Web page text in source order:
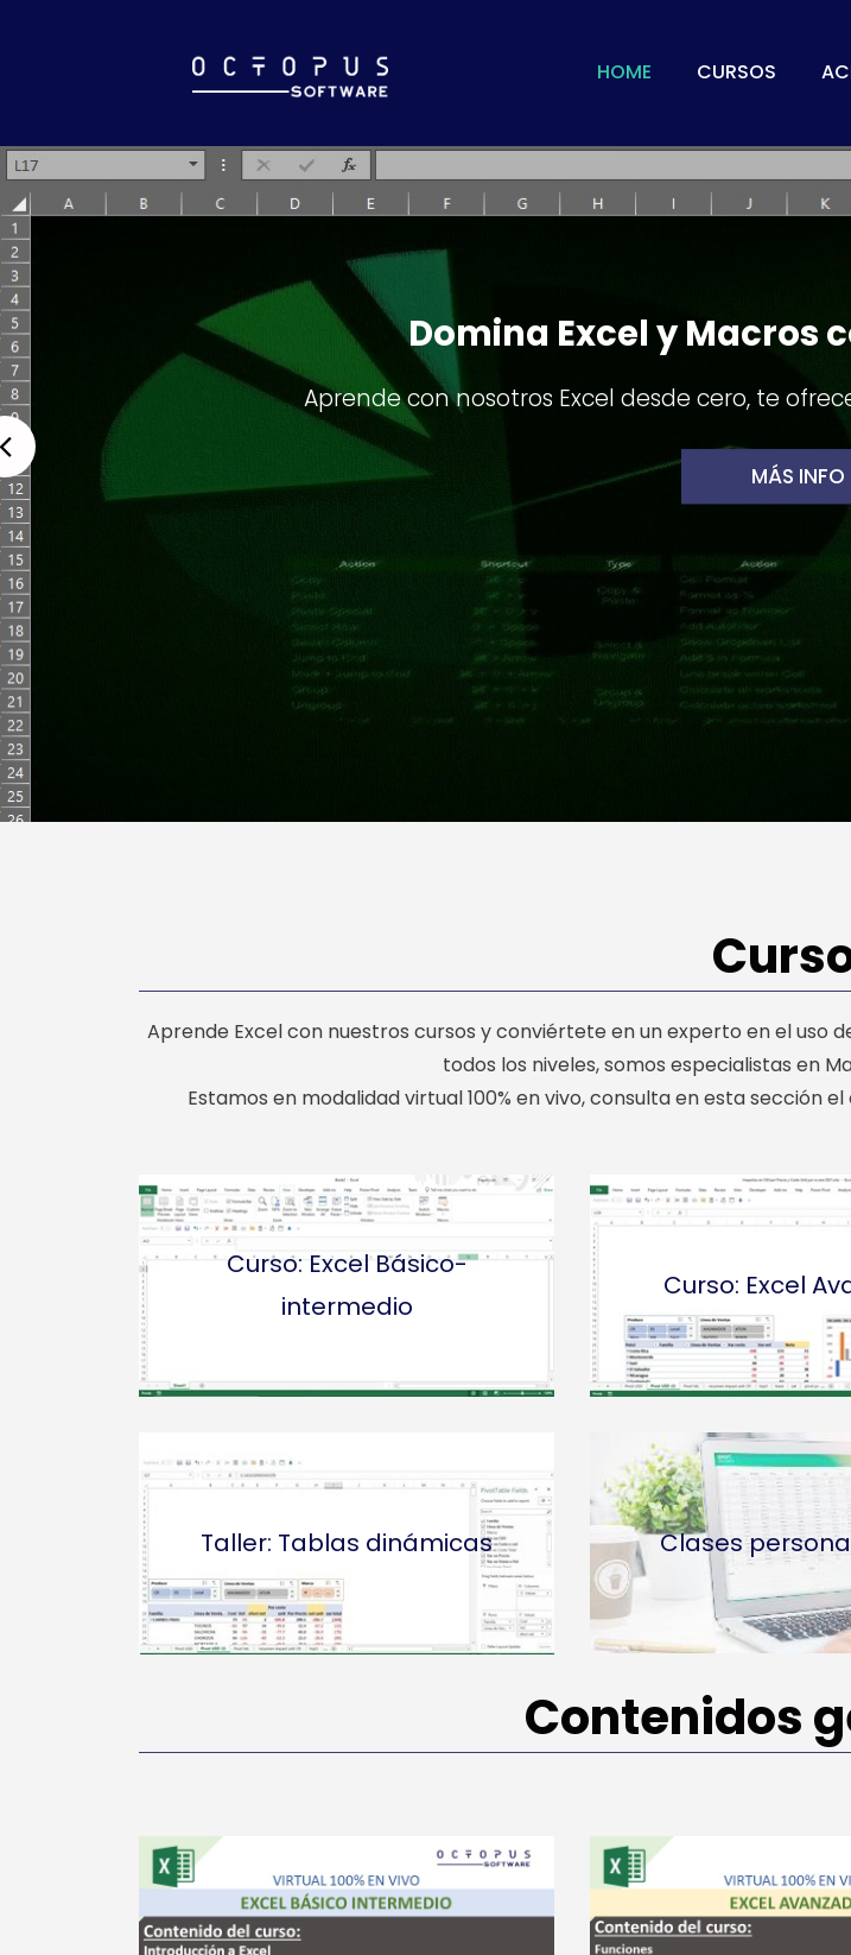
HOME CURSOS
Obtendrás una insignia digital que
MÁS INFO
Aprende Excel con nuestros cursos y conviértete en un experto en el
todos los niveles, somos especialistas en
Estamos en modalidad virtual 100% en vivo, consulta en esta sección
Curso: Excel Básico-
intermedio
Curso: Excel
Taller: Tablas dinámicas Clases
Contenidos